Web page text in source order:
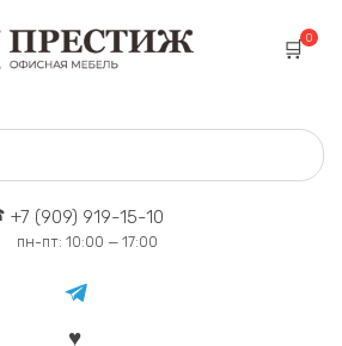
0
+7 (909) 919-15-10
пн-пт: 10:00 — 17:00